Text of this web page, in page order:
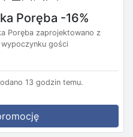
Poręba -16%
Poręba zaprojektowano z
gości
13 godzin temu.